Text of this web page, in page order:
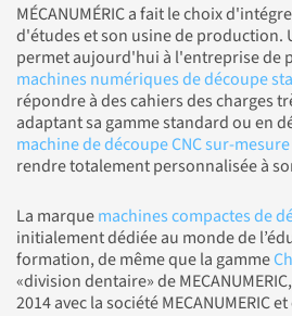
MÉCANUMÉRIC a fait le choix
d'études et son usine de production.
permet aujourd'hui à l'entreprise de
machines numériques de découpe
répondre à des cahiers des charges
adaptant sa gamme standard ou en
machine de découpe CNC sur-mesure
rendre totalement personnalisée à
La marquemachines compactes de
initialement dédiée au monde de
formation, de même que la gamme
«division dentaire» de
2014 avec la société MECANUMERIC